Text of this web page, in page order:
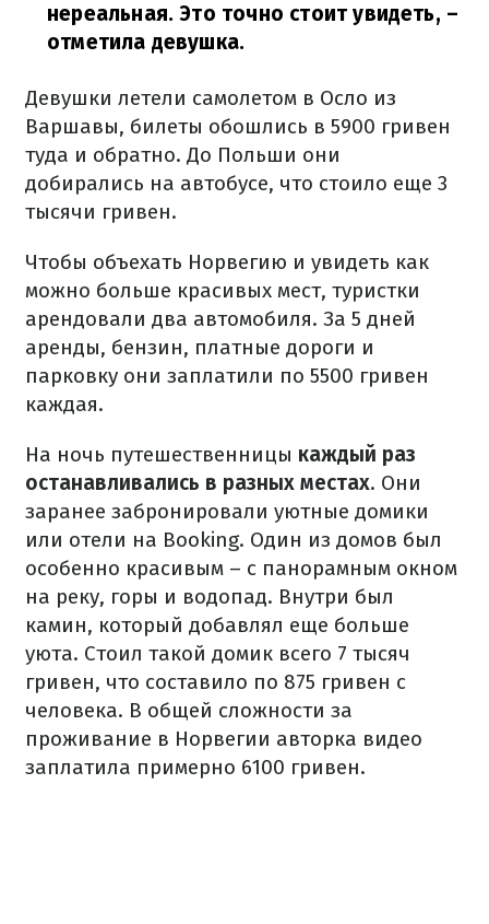
нереальная. Это точно стоит увидеть, –
отметила девушка.
Девушки летели самолетом в Осло из
Варшавы, билеты обошлись в 5900 гривен
туда и обратно. До Польши они
добирались на автобусе, что стоило еще 3
тысячи гривен.
Чтобы объехать Норвегию и увидеть как
можно больше красивых мест, туристки
арендовали два автомобиля. За 5 дней
аренды, бензин, платные дороги и
парковку они заплатили по 5500 гривен
каждая.
На ночь путешественницы каждый раз
останавливались в разных местах. Они
заранее забронировали уютные домики
или отели на Booking. Один из домов был
особенно красивым – с панорамным окном
на реку, горы и водопад. Внутри был
камин, который добавлял еще больше
уюта. Стоил такой домик всего 7 тысяч
гривен, что составило по 875 гривен с
человека. В общей сложности за
проживание в Норвегии авторка видео
заплатила примерно 6100 гривен.